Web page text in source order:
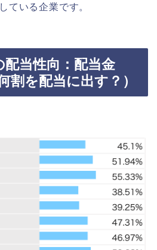
ている企業です。
配当性向：配当金
割を配当に出す？）